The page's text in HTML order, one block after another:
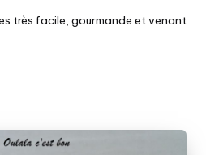
très facile, gourmande et venant